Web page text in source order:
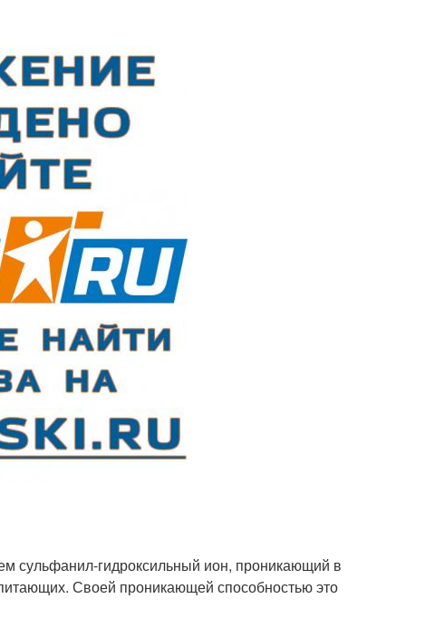
сульфанил-гидроксильный ион, проникающий в
Своей проникающей способностью это